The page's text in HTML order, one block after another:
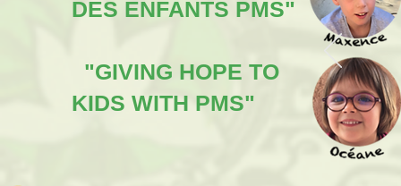
DES ENFANTS PMS"
"GIVING HOPE TO
KIDS WITH PMS"